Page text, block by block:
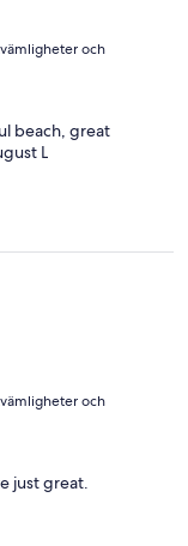
och
beach, great
L
och
just great.